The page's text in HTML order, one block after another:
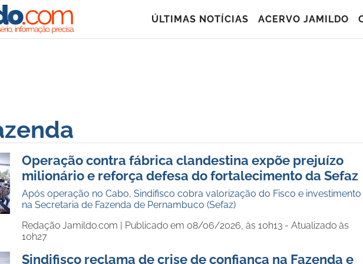
ÚLTIMAS NOTÍCIAS ACERVO JAMILDO
Operação contra fábrica clandestina expõe prejuízo
milionário e reforça defesa do fortalecimento da Sefaz
Após operação no Cabo, Sindifisco cobra valorização do Fisco e investimento
na Secretaria de Fazenda de Pernambuco (Sefaz)
Redação Jamildo.com | Publicado em 08/06/2026, às 10h13 - Atualizado às
10h27
Sindifisco reclama de crise de confiança na Fazenda e